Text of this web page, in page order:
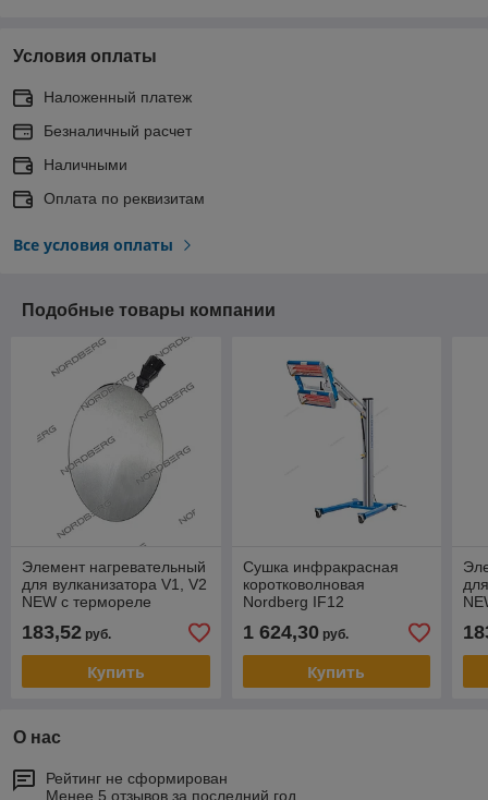
Условия оплаты
Наложенный платеж
Безналичный расчет
Наличными
Оплата по реквизитам
Все условия оплаты
Подобные товары компании
Элемент нагревательный
для вулканизатора V1, V2
NEW с термореле
183,52 руб.
Купить
Сушка инфракрасная
коротковолновая
Nordberg IF12
1 624,30руб.
Купить
О нас
Рейтинг не сформирован
Менее 5 отзывов за последний год